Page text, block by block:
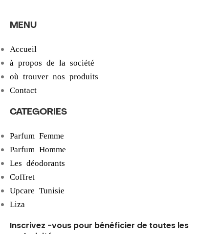
MENU
Accueil
à propos de la société
où trouver nos produits
Contact
CATEGORIES
Parfum Femme
Parfum Homme
Les déodorants
Coffret
Upcare Tunisie
Liza
Inscrivez -vous pour bénéficier de toutes les